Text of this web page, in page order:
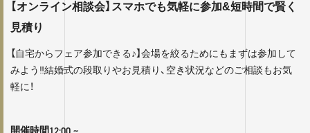
【オンライン相談会】スマホでも気軽に参加&短時間で賢く
見積り
【自宅からフェア参加できる♪】会場を絞るためにもまずは参加して
みよう‼結婚式の段取りやお見積り、空き状況などのご相談もお気
軽に！
開催時間